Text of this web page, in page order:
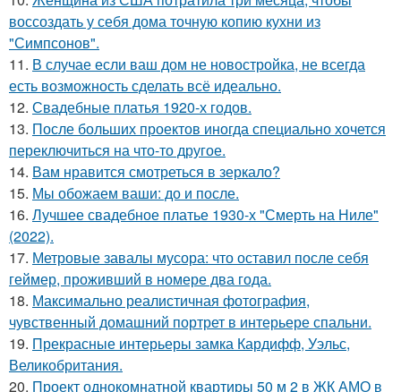
воссоздать у себя дома точную копию кухни из
"Симпсонов".
11. В случае если ваш дом не новостройка, не всегда
есть возможность сделать всё идеально.
12. Свадебные платья 1920-х годов.
13. После больших проектов иногда специально хочется
переключиться на что-то другое.
14. Вам нравится смотреться в зеркало?
15. Мы обожаем ваши: до и после.
16. Лучшее свадебное платье 1930-х "Смерть на Ниле"
(2022).
17. Метровые завалы мусора: что оставил после себя
геймер, проживший в номере два года.
18. Максимально реалистичная фотография,
чувственный домашний портрет в интерьере спальни.
19. Прекрасные интерьеры замка Кардифф, Уэльс,
Великобритания.
20. Проект однокомнатной квартиры 50 м 2 в ЖК АМО в